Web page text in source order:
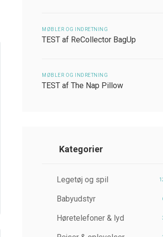
MØBLER OG INDRETNING
TEST af ReCollector BagUp
MØBLER OG INDRETNING
TEST af The Nap Pillow
Kategorier
Legetøj og spil
Babyudstyr
Høretelefoner & lyd